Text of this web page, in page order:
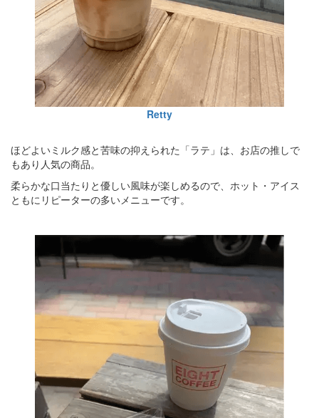
Retty
ほどよいミルク感と苦味の抑えられた「ラテ」は、お店の推しで
もあり人気の商品。
柔らかな口当たりと優しい風味が楽しめるので、ホット・アイス
ともにリピーターの多いメニューです。